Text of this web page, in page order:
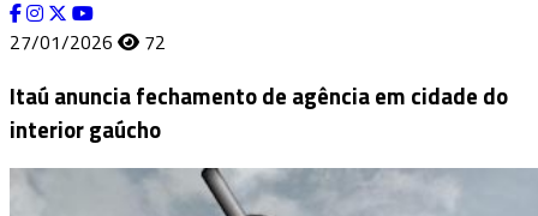
27/01/2026
72
Itaú anuncia fechamento de agência em cidade do
interior gaúcho